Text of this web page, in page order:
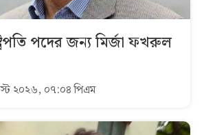
পদের জন্য মির্জা ফখরুল
২০২৬, ০৭:০৪ পিএম